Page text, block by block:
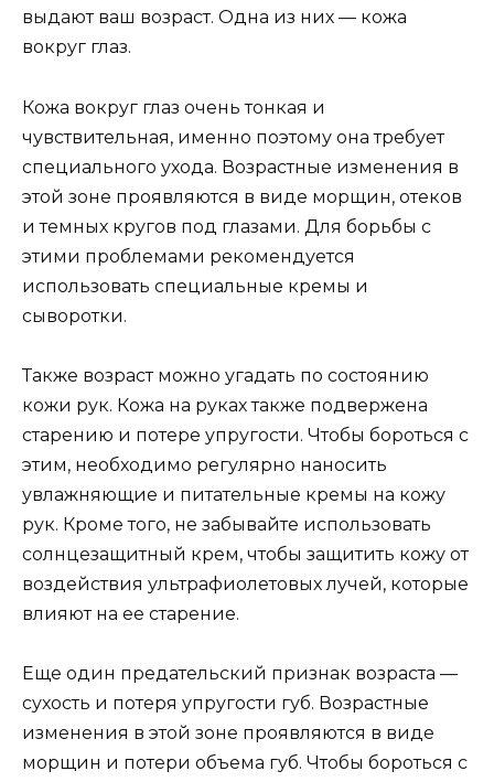
выдают ваш возраст. Одна из них — кожа
вокруг глаз.
Кожа вокруг глаз очень тонкая и
чувствительная, именно поэтому она требует
специального ухода. Возрастные изменения в
этой зоне проявляются в виде морщин, отеков
и темных кругов под глазами. Для борьбы с
этими проблемами рекомендуется
использовать специальные кремы и
сыворотки.
Также возраст можно угадать по состоянию
кожи рук. Кожа на руках также подвержена
старению и потере упругости. Чтобы бороться с
этим, необходимо регулярно наносить
увлажняющие и питательные кремы на кожу
рук. Кроме того, не забывайте использовать
солнцезащитный крем, чтобы защитить кожу от
воздействия ультрафиолетовых лучей, которые
влияют на ее старение.
Еще один предательский признак возраста —
сухость и потеря упругости губ. Возрастные
изменения в этой зоне проявляются в виде
морщин и потери объема губ. Чтобы бороться с